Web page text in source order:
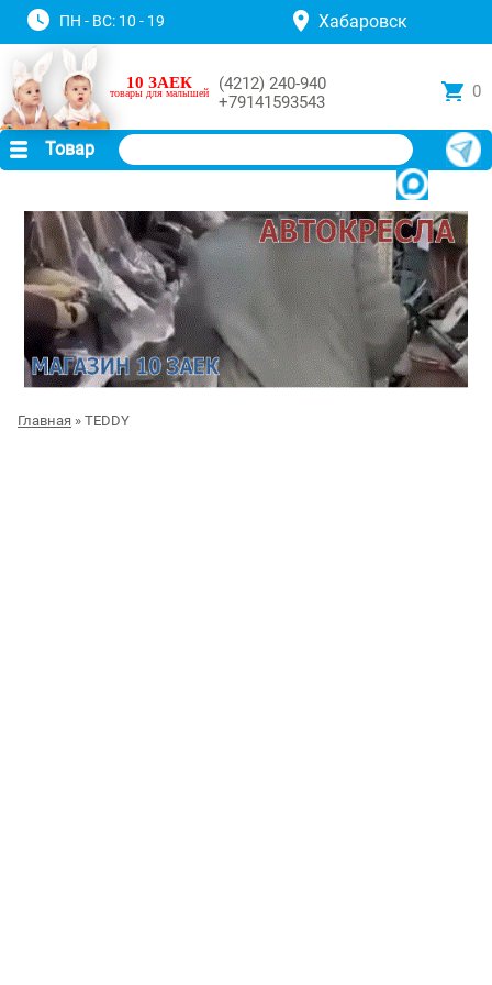
ПН - ВС: 10 - 19 Хабаровск
10 ЗАЕК
товары для малышей
(4212) 240-940
+79141593543
0
Товар
Главная » TEDDY